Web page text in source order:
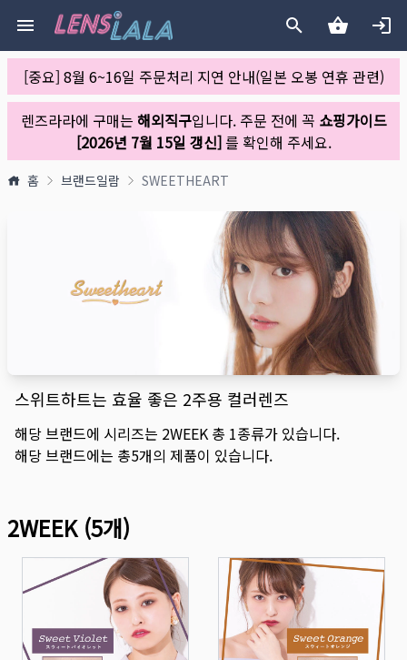
[중요] 8월 6~16일 주문처리 지연 안내(일본 오봉 연휴 관련)
렌즈라라에 구매는 해외직구입니다. 주문 전에 꼭 쇼핑가이드
[2026년 7월 15일 갱신]를 확인해 주세요.
홈 브랜드일람 SWEETHEART
스위트하트는 효율 좋은 2주용 컬러렌즈
해당 브랜드에 시리즈는 2WEEK총 1종류가 있습니다.
해당 브랜드에는 총5개의 제품이 있습니다.
2WEEK(5개)